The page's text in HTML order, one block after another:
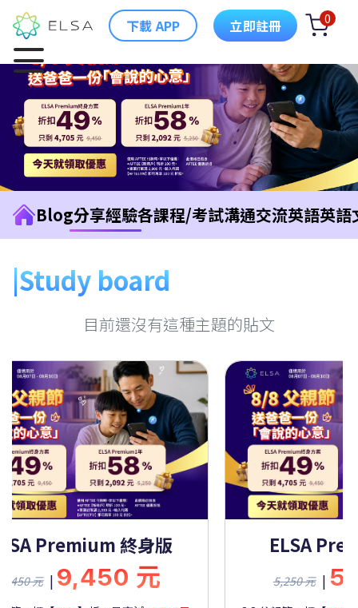
下載 APP 立即註冊 0
Blog分享經驗各課程/考試溝通交流英語英語
Study board
目前還沒有這種主題的貼文
Premium 終身版
9,450 元 | 9,450 元
ELSA
5,250 元 |